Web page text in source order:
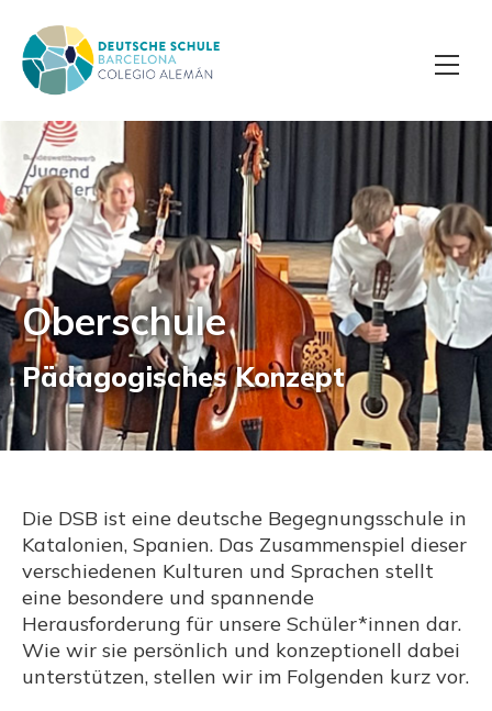
Oberschule
Pädagogisches Konzept
Die DSB ist eine deutsche Begegnungsschule in
Katalonien, Spanien. Das Zusammenspiel dieser
verschiedenen Kulturen und Sprachen stellt
eine besondere und spannende
Herausforderung für unsere Schüler*innen dar.
Wie wir sie persönlich und konzeptionell dabei
unterstützen, stellen wir im Folgenden kurz vor.